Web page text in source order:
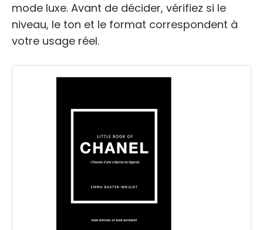
mode luxe. Avant de décider, vérifiez si le
niveau, le ton et le format correspondent à
votre usage réel.